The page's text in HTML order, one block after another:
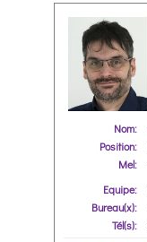
Nom:
Position:
Mel:
Equipe:
Bureau(x):
Tél(s):